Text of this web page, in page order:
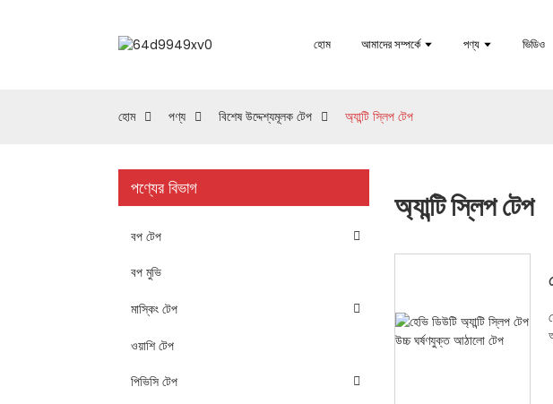
হোম আমাদের সম্পর্কে পণ্য ভিডিও
হোম পণ্য বিশেষ উদ্দেশ্যমূলক টেপ অ্যান্টি স্লিপ টেপ
পণ্যের বিভাগ
বপ টেপ
বপ মুভি
মাস্কিং টেপ
ওয়াশি টেপ
পিভিসি টেপ
অ্যান্টি স্লিপ টেপ